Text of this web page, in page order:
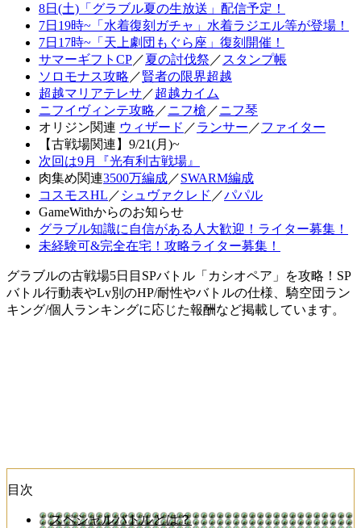
8日(土)「グラブル夏の生放送」配信予定！
7日19時~「水着復刻ガチャ」水着ラジエル等が登場！
7日17時~「天上劇団もぐら座」復刻開催！
サマーギフトCP／夏の討伐祭 ／ スタンプ帳
ソロモナス攻略 ／賢者の限界超越
超越マリアテレサ ／超越カイム
ニフイヴィンテ攻略 ／ニフ槍 ／ニフ琴
オリジン関連 ウィザード ／ランサー ／ファイター
【古戦場関連】9/21(月)~
次回は9月『光有利古戦場』
肉集め関連3500万編成／SWARM編成
コスモスHL ／ シュヴァクレド ／パパル
GameWithからのお知らせ
グラブル知識に自信がある人大歓迎！ライター募集！
未経験可&完全在宅！攻略ライター募集！
グラブルの古戦場5日目SPバトル「カシオペア」を攻略！SP
バトル行動表やLv別のHP/耐性やバトルの仕様、騎空団ラン
キング/個人ランキングに応じた報酬など掲載しています。
目次
スペシャルバトルとは？